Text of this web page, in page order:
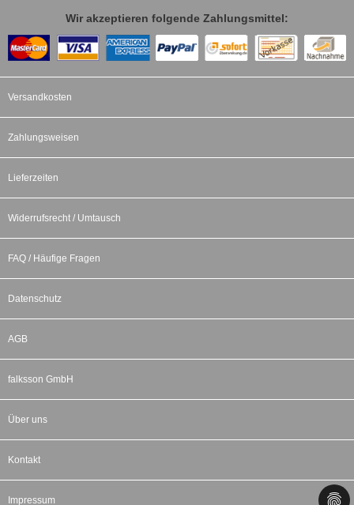
Wir akzeptieren folgende Zahlungsmittel:
Versandkosten
Zahlungsweisen
Lieferzeiten
Widerrufsrecht / Umtausch
FAQ / Häufige Fragen
Datenschutz
AGB
falksson GmbH
Über uns
Kontakt
Impressum